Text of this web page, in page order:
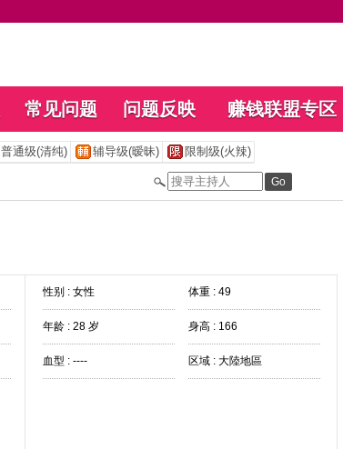
常见问题 问题反映 赚钱联盟专区
普通级(清纯) 辅导级(暧昧) 限制级(火辣)
性别 : 女性 体重 : 49
年龄 : 28 岁 身高 : 166
血型 : ---- 区域 : 大陸地區